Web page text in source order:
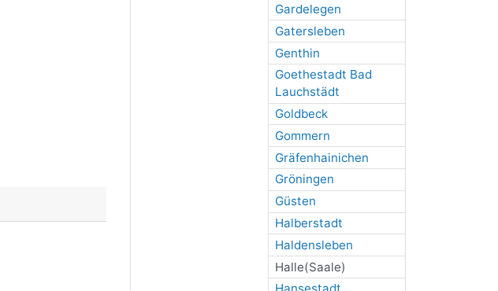
Gardelegen
Gatersleben
Genthin
Goethestadt Bad
Lauchstädt
Goldbeck
Gommern
Gräfenhainichen
Gröningen
Güsten
Halberstadt
Haldensleben
Halle(Saale)